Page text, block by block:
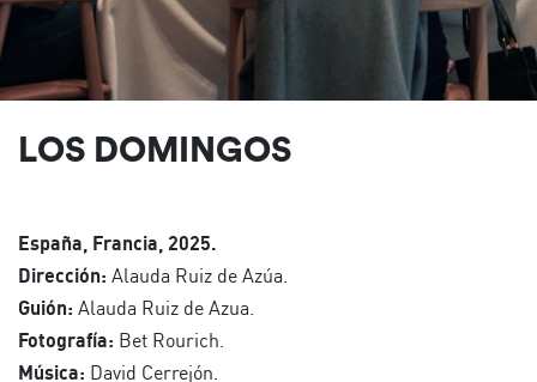
LOS DOMINGOS
España, Francia, 2025.
Dirección: Alauda Ruiz de Azúa.
Guión: Alauda Ruiz de Azua.
Fotografía: Bet Rourich.
Música: David Cerrejón.